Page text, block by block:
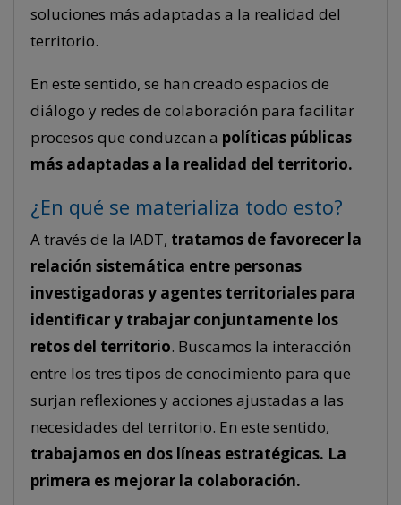
soluciones más adaptadas a la realidad del
territorio.
En este sentido, se han creado espacios de
diálogo y redes de colaboración para facilitar
procesos que conduzcan a políticas públicas
más adaptadas a la realidad del territorio.
¿En qué se materializa todo esto?
A través de la IADT, tratamos de favorecer la
relación sistemática entre personas
investigadoras y agentes territoriales para
identificar y trabajar conjuntamente los
retos del territorio. Buscamos la interacción
entre los tres tipos de conocimiento para que
surjan reflexiones y acciones ajustadas a las
necesidades del territorio. En este sentido,
trabajamos en dos líneas estratégicas. La
primera es mejorar la colaboración.